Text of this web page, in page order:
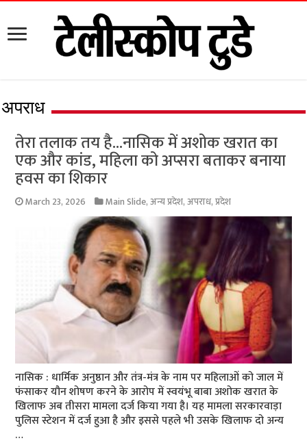
अपराध
तेरा तलाक तय है…नासिक में अशोक खरात का
एक और कांड, महिला को अप्सरा बताकर बनाया
हवस का शिकार
March 23, 2026 Main Slide,अन्य प्रदेश,अपराध,प्रदेश
नासिक : धार्मिक अनुष्ठान और तंत्र-मंत्र के नाम पर महिलाओं को जाल में
फंसाकर यौन शोषण करने के आरोप में स्वयंभू बाबा अशोक खरात के
खिलाफ अब तीसरा मामला दर्ज किया गया है। यह मामला सरकारवाड़ा
पुलिस स्टेशन में दर्ज हुआ है और इससे पहले भी उसके खिलाफ दो अन्य
…